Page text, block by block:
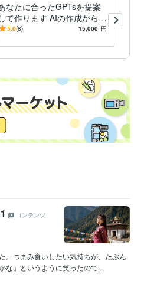
なたに合ったGPTsを提案
して作ります AIの作成からノ
ハウまですべてお伝えしま
5.0(8) 15,000 円
コンテンツ
。つまみ食いしたい気持ちが、たぶん
な」というように笑ったので...